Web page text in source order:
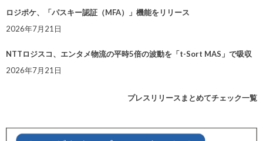
ロジポケ、「パスキー認証（MFA）」機能をリリース
2026年7月21日
NTTロジスコ、エンタメ物流の平時5倍の波動を「t-Sort MAS」で吸収
2026年7月21日
プレスリリースまとめてチェック一覧